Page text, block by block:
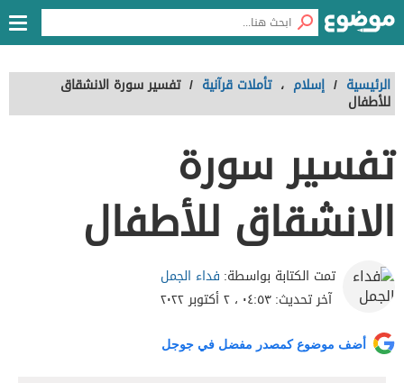
الرئيسية / إسلام ، تأملات قرآنية / تفسير سورة الانشقاق
للأطفال
تفسير سورة
الانشقاق للأطفال
تمت الكتابة بواسطة: فداء الجمل
آخر تحديث:٠٤:٥٣ ، ٢ أكتوبر ٢٠٢٢
أضف موضوع كمصدر مفضل في جوجل